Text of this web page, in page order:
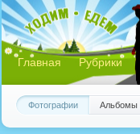
Главная Рубрики
Фотографии Альбомы